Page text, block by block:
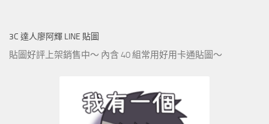
3C 達人廖阿輝 LINE 貼圖
貼圖好評上架銷售中～ 內含 40 組常用好用卡通貼圖～